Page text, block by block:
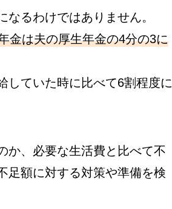
るわけではありません。
金は夫の厚生年金の4分の3に
していた時に比べて6割程度に
か、必要な生活費と比べて不
足額に対する対策や準備を検